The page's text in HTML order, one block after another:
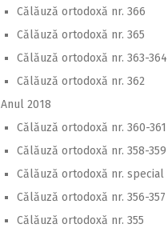
Călăuză ortodoxă nr. 366
Călăuză ortodoxă nr. 365
Călăuză ortodoxă nr. 363-364
Călăuză ortodoxă nr. 362
Anul 2018
Călăuză ortodoxă nr. 360-361
Călăuză ortodoxă nr. 358-359
Călăuză ortodoxă nr. special
Călăuză ortodoxă nr. 356-357
Călăuză ortodoxă nr. 355